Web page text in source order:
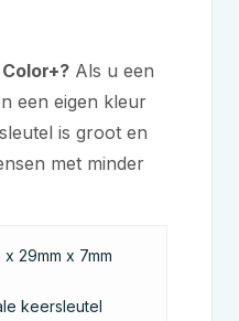
Als u een
een eigen kleur
is groot en
met minder
x 29mm x 7mm
keersleutel